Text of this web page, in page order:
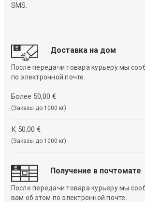
SMS.
Доставка на дом
После передачи товара курьеру мы
по электронной почте.
Более 50,00 €
(Заказы до 1000 кг)
К 50,00 €
(Заказы до 1000 кг)
Получение в почтомате
После передачи товара курьеру мы
вам об этом по электронной почте.